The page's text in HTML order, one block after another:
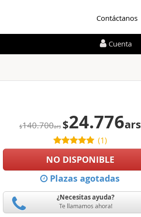
Contáctanos
$140.700ars $24.776ars
(1)
NO DISPONIBLE
Plazas agotadas
¿Necesitas ayuda?
Te llamamos ahora!
Cuenta